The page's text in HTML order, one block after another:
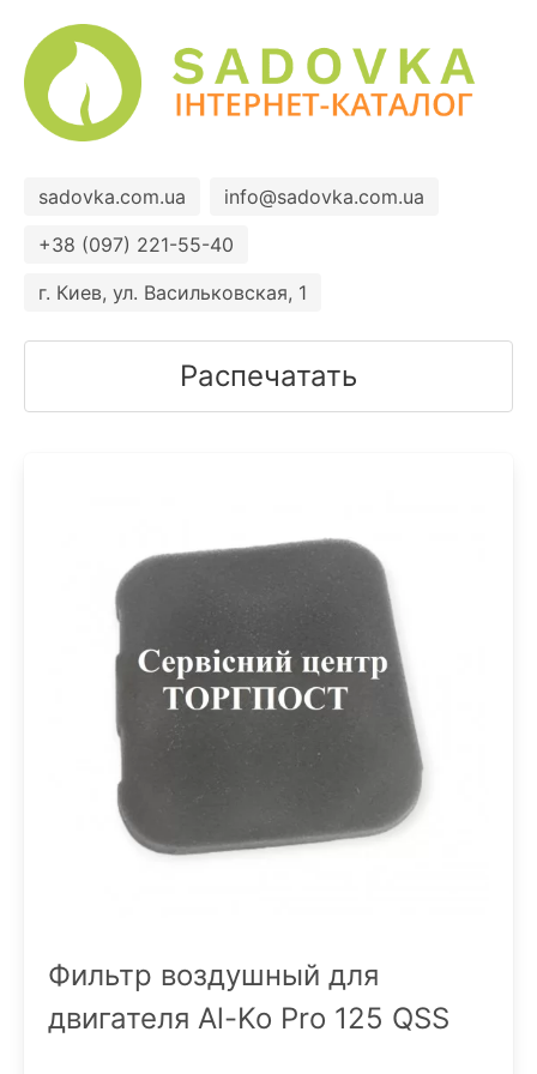
sadovka.com.ua
info@sadovka.com.ua
+38 (097) 221-55-40
г. Киев, ул. Васильковская, 1
Распечатать
Фильтр воздушный для
двигателя Al-Ko Pro 125 QSS